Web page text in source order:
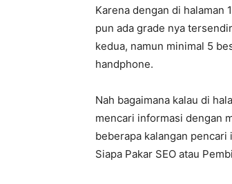
Karena dengan di halaman
pun ada grade nya
kedua, namun minimal 5
handphone.
Nah bagaimana kalau di
mencari informasi dengan
beberapa kalangan
Siapa Pakar SEO atau